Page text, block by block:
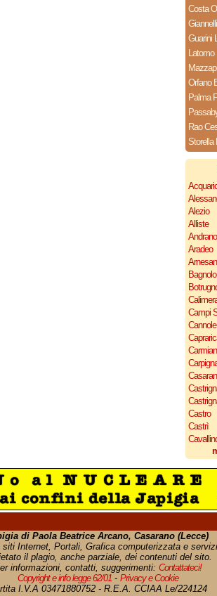
Costa
Guarini
Latomo
Orfano
Palma
Rao
Storella
Alezio
Alliste
Andrano
Aradeo
Campi
Cannole
Castro
Castrì
di Paola Beatrice Arcano, Casarano (Lecce)
siti Internet, Portali, Grafica computerizzata e
il plagio, anche parziale, dei contenuti del sito.
informazioni, contatti, suggerimenti: Contattateci!
Copyright e info legge 62/01- Privacy e Cookie
I.V.A 03471880752 - R.E.A. CCIAA Le/224124